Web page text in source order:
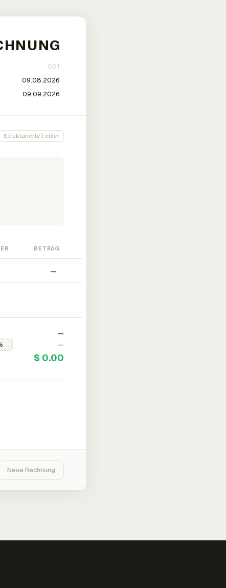
Strukturierte Felder
BETRAG
—
—
—
$ 0.00
Neue Rechnung